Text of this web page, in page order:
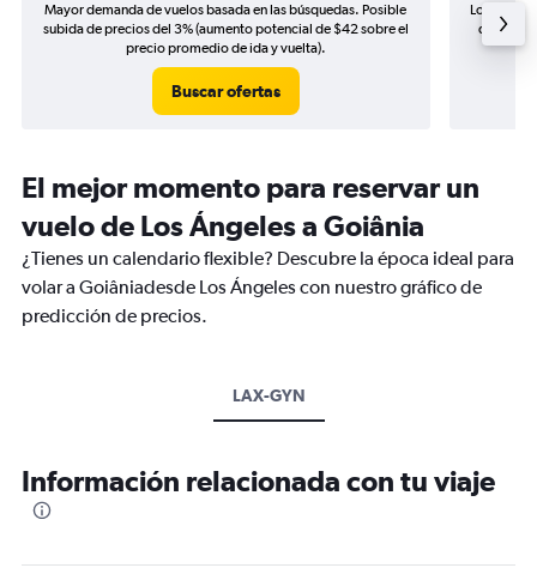
Mayor demanda de vuelos basada en las búsquedas. Posible
subida de precios del 3% (aumento potencial de $42 sobre el
precio promedio de ida y vuelta).
Buscar ofertas
Los
de
El mejor momento para reservar un
vuelo de Los Ángeles a Goiânia
¿Tienes un calendario flexible? Descubre la época ideal para
volar a Goiâniadesde Los Ángeles con nuestro gráfico de
predicción de precios.
LAX-GYN
Información relacionada con tu viaje